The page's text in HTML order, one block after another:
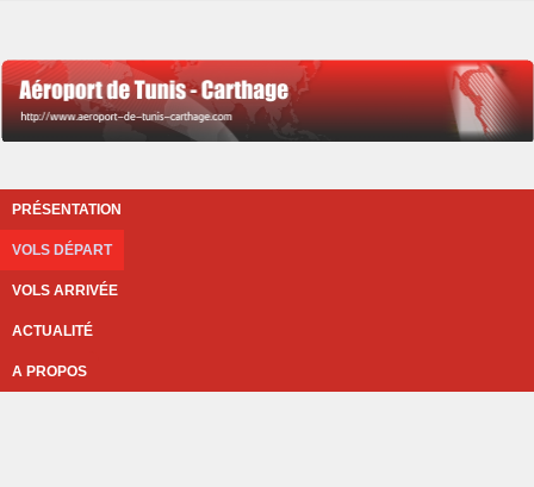
PRÉSENTATION
VOLS DÉPART
VOLS ARRIVÉE
ACTUALITÉ
A PROPOS